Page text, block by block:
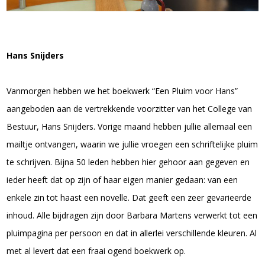
Hans Snijders
Vanmorgen hebben we het boekwerk “Een Pluim voor Hans”
aangeboden aan de vertrekkende voorzitter van het College van
Bestuur, Hans Snijders. Vorige maand hebben jullie allemaal een
mailtje ontvangen, waarin we jullie vroegen een schriftelijke pluim
te schrijven. Bijna 50 leden hebben hier gehoor aan gegeven en
ieder heeft dat op zijn of haar eigen manier gedaan: van een
enkele zin tot haast een novelle. Dat geeft een zeer gevarieerde
inhoud. Alle bijdragen zijn door Barbara Martens verwerkt tot een
pluimpagina per persoon en dat in allerlei verschillende kleuren. Al
met al levert dat een fraai ogend boekwerk op.